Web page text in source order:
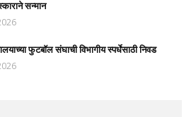
सन्मान
फुटबॉल संघाची विभागीय स्पर्धेसाठी निवड